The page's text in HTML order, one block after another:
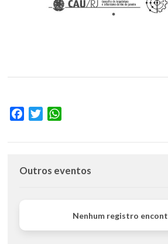
Facebook
Twitter
Outros eventos
Nenhum registro